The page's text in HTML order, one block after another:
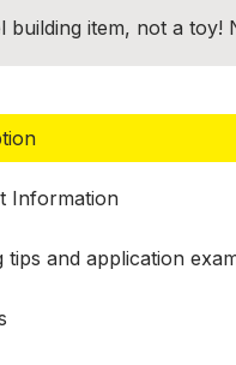
building item, not a toy!
Information
tips and application